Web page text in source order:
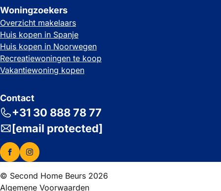
Woningzoekers
Overzicht makelaars
Huis kopen in Spanje
Huis kopen in Noorwegen
Recreatiewoningen te koop
Vakantiewoning kopen
Contact
+31 30 888 78 77
[email protected]
© Second Home Beurs 2026
Algemene Voorwaarden